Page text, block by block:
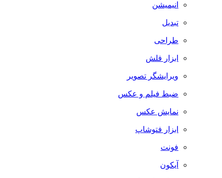
انیمیشن
تبدیل
طراحی
ابزار فلش
ویرایشگر تصویر
ضبط فيلم و عكس
نمایش عکس
ابزار فتوشاپ
فونت
آیکون